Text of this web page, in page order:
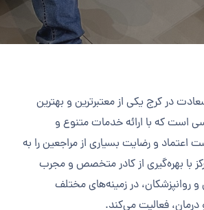
در کرج یکی از معتبرترین و بهترین
است که با ارائه خدمات متنوع و
و رضایت بسیاری از مراجعین را به
با بهره‌گیری از کادر متخصص و مجرب
و روانپزشکان، در زمینه‌های مختلف
درمان، فعالیت می‌کند.